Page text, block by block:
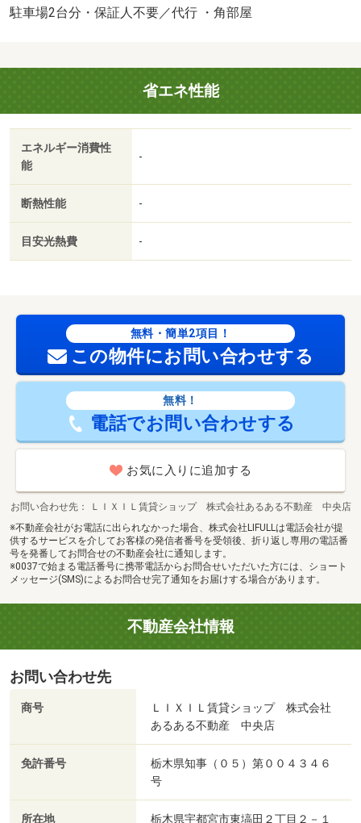
駐車場2台分・保証人不要／代行 ・角部屋
省エネ性能
エネルギー消費性
能
-
断熱性能 -
目安光熱費 -
無料・簡単2項目！
この物件にお問い合わせする
無料！
電話でお問い合わせする
お気に入りに追加する
お問い合わせ先
ＬＩＸＩＬ賃貸ショップ 株式会社あるある不動産 中央店
※不動産会社がお電話に出られなかった場合、株式会社LIFULLは電話会社が提
供するサービスを介してお客様の発信者番号を受領後、折り返し専用の電話番
号を発番してお問合せの不動産会社に通知します。
※0037で始まる電話番号に携帯電話からお問合せいただいた方には、ショート
メッセージ(SMS)によるお問合せ完了通知をお届けする場合があります。
不動産会社情報
お問い合わせ先
商号
ＬＩＸＩＬ賃貸ショップ 株式会社
あるある不動産 中央店
免許番号
栃木県知事（０５）第００４３４６
号
所在地 栃木県宇都宮市東塙田２丁目２－１